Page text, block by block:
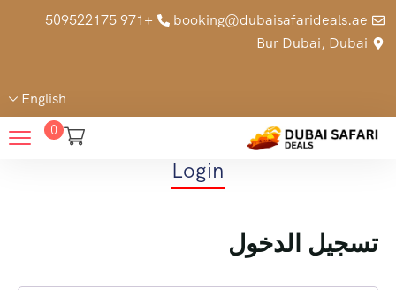
booking@dubaisafarideals.ae
+971 509522175
Bur Dubai, Dubai
English
0
Login
تسجيل الدخول